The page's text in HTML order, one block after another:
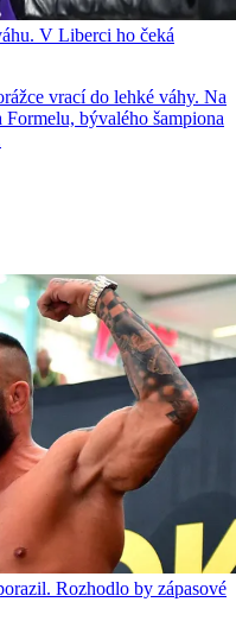
V Liberci ho čeká
vrací do lehké váhy. Na
bývalého šampiona
Rozhodlo by zápasové